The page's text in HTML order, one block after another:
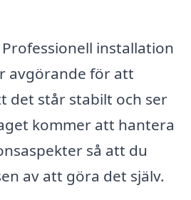
Professionell installation
avgörande för att
det står stabilt och ser
kommer att hantera
så att du
av att göra det själv.